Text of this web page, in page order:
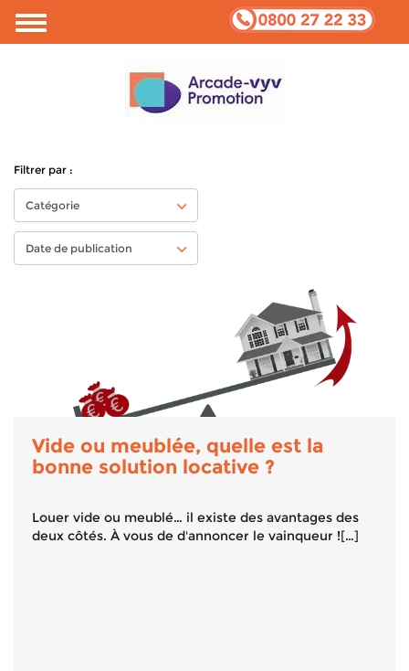
Filtrer par :
Vide ou meublée, quelle est la
bonne solution locative ?
Louer vide ou meublé… il existe des avantages des
deux côtés. À vous de d'annoncer le vainqueur ![…]